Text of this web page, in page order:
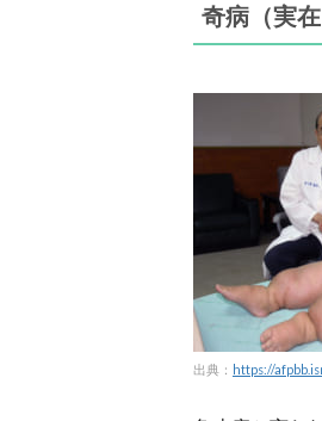
奇病（実
出典： https://